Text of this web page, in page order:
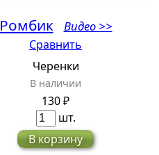
Ромбик Видео >>
Сравнить
Черенки
В наличии
130 ₽
шт.
В корзину